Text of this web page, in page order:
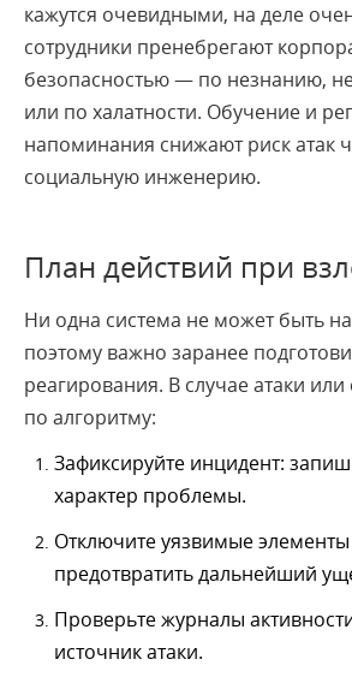
кажутся очевидными, на деле
сотрудники пренебрегают
безопасностью — по незнанию,
или по халатности. Обучение и
напоминания снижают риск атак
социальную инженерию.
План действий при
Ни одна система не может быть
поэтому важно заранее
реагирования. В случае атаки или
по алгоритму:
Зафиксируйте инцидент:
характер проблемы.
Отключите уязвимые
предотвратить дальнейший
Проверьте журналы
источник атаки.